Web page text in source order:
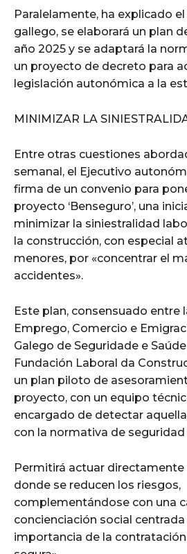
Paralelamente, ha explicado
gallego, se elaborará un plan
año 2025 y se adaptará la
un proyecto de decreto para
legislación autonómica a la
MINIMIZAR LA
Entre otras cuestiones
semanal, el Ejecutivo
firma de un convenio para
proyecto ‘Benseguro’, una
minimizar la siniestralidad
la construcción, con especial
menores, por «concentrar el
accidentes».
Este plan, consensuado entre
Emprego, Comercio e
Galego de Seguridade e
Fundación Laboral da
un plan piloto de
proyecto, con un equipo
encargado de detectar
con la normativa de seguridad
Permitirá actuar directamente
donde se reducen los riesgos,
complementándose con una
concienciación social
importancia de la